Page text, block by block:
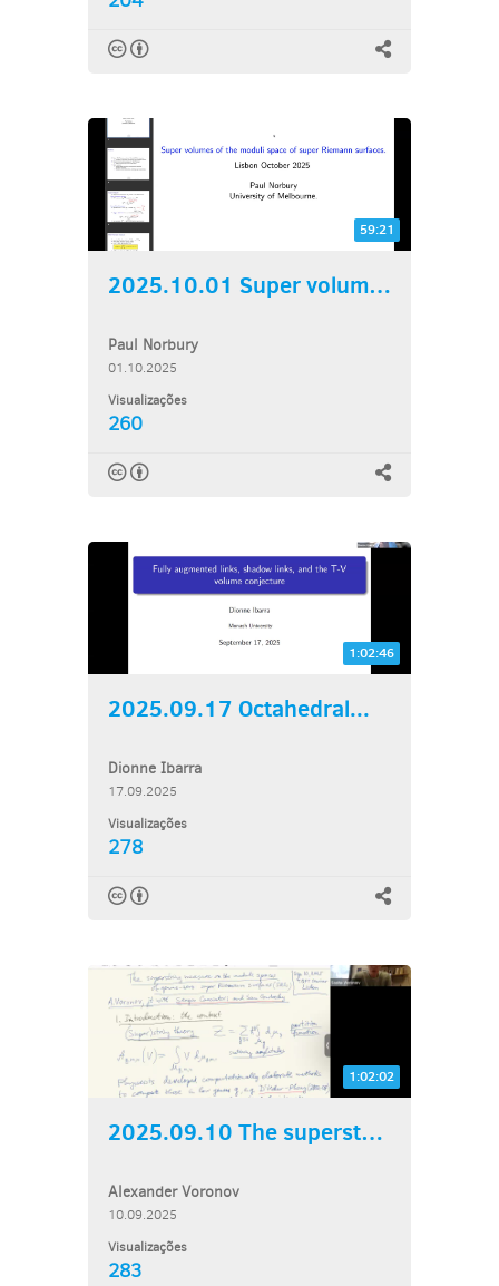
59:21
2025.10.01 Super volumes...
Paul Norbury
01.10.2025
Visualizações
260
1:02:46
2025.09.17 Octahedral...
Dionne Ibarra
17.09.2025
Visualizações
278
1:02:02
2025.09.10 The superstring...
Alexander Voronov
10.09.2025
Visualizações
283